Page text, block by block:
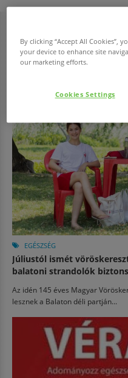
HAVI TOP
EGÉSZSÉG
Júliustól ismét
balatoni strandolók
Az idén 145 éves Magyar
lesznek a Balaton déli partján...
By clicking “Accept All Cookies”,
your device to enhance site
our marketing efforts.
Cookies Settings